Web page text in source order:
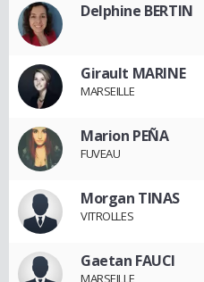
Delphine BERTIN
Girault MARINE
MARSEILLE
Marion PEÑA
FUVEAU
Morgan TINAS
VITROLLES
Gaetan FAUCI
MARSEILLE